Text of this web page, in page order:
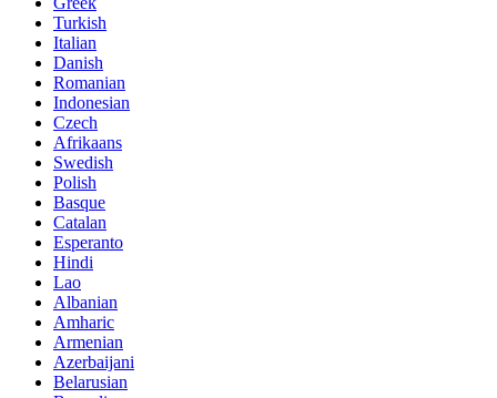
Turkish
Italian
Danish
Romanian
Indonesian
Czech
Afrikaans
Swedish
Polish
Basque
Catalan
Esperanto
Hindi
Lao
Albanian
Amharic
Armenian
Azerbaijani
Belarusian